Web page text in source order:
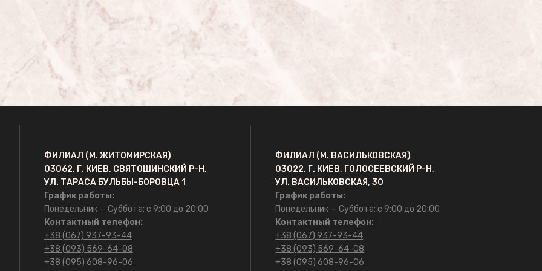
ФИЛИАЛ (М. ЖИТОМИРСКАЯ)
03062, Г. КИЕВ, СВЯТОШИНСКИЙ Р-Н,
УЛ. ТАРАСА БУЛЬБЫ-БОРОВЦА 1
График работы:
Понедельник — Суббота: с 9:00 до 20:00
Контактный телефон:
+38 (067) 937-93-44
+38 (093) 569-64-08
+38 (095) 608-96-06
ФИЛИАЛ (М. ВАСИЛЬКОВСКАЯ)
03022, Г. КИЕВ, ГОЛОСЕЕВСКИЙ Р-Н,
УЛ. ВАСИЛЬКОВСКАЯ, 30
График работы:
Понедельник — Суббота: с 9:00 до 20:00
Контактный телефон:
+38 (067) 937-93-44
+38 (093) 569-64-08
+38 (095) 608-96-06